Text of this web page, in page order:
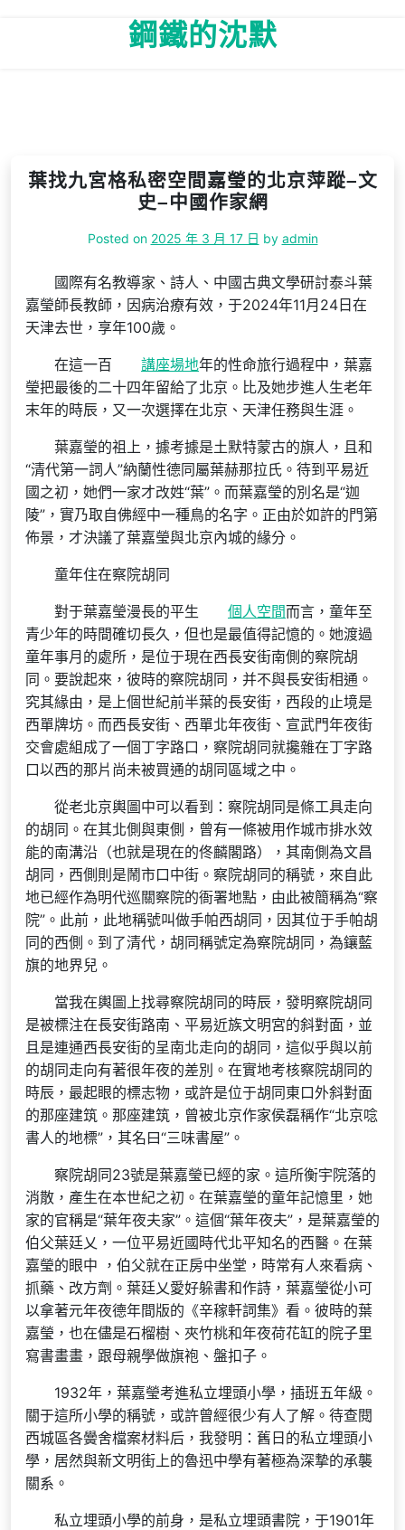
鋼鐵的沈默
葉找九宮格私密空間嘉瑩的北京萍蹤–文
史–中國作家網
Posted on 2025 年 3 月 17 日 by admin
國際有名教導家、詩人、中國古典文學研討泰斗葉
嘉瑩師長教師，因病治療有效，于2024年11月24日在
天津去世，享年100歲。
在這一百 講座場地年的性命旅行過程中，葉嘉
瑩把最後的二十四年留給了北京。比及她步進人生老年
末年的時辰，又一次選擇在北京、天津任務與生涯。
葉嘉瑩的祖上，據考據是土默特蒙古的旗人，且和
“清代第一詞人”納蘭性德同屬葉赫那拉氏。待到平易近
國之初，她們一家才改姓“葉”。而葉嘉瑩的別名是“迦
陵”，實乃取自佛經中一種鳥的名字。正由於如許的門第
佈景，才決議了葉嘉瑩與北京內城的緣分。
童年住在察院胡同
對于葉嘉瑩漫長的平生 個人空間而言，童年至
青少年的時間確切長久，但也是最值得記憶的。她渡過
童年事月的處所，是位于現在西長安街南側的察院胡
同。要說起來，彼時的察院胡同，并不與長安街相通。
究其緣由，是上個世紀前半葉的長安街，西段的止境是
西單牌坊。而西長安街、西單北年夜街、宣武門年夜街
交會處組成了一個丁字路口，察院胡同就攙雜在丁字路
口以西的那片尚未被買通的胡同區域之中。
從老北京輿圖中可以看到：察院胡同是條工具走向
的胡同。在其北側與東側，曾有一條被用作城市排水效
能的南溝沿（也就是現在的佟麟閣路），其南側為文昌
胡同，西側則是鬧市口中街。察院胡同的稱號，來自此
地已經作為明代巡關察院的衙署地點，由此被簡稱為“察
院”。此前，此地稱號叫做手帕西胡同，因其位于手帕胡
同的西側。到了清代，胡同稱號定為察院胡同，為鑲藍
旗的地界兒。
當我在輿圖上找尋察院胡同的時辰，發明察院胡同
是被標注在長安街路南、平易近族文明宮的斜對面，並
且是連通西長安街的呈南北走向的胡同，這似乎與以前
的胡同走向有著很年夜的差別。在實地考核察院胡同的
時辰，最起眼的標志物，或許是位于胡同東口外斜對面
的那座建筑。那座建筑，曾被北京作家侯磊稱作“北京唸
書人的地標”，其名曰“三味書屋”。
察院胡同23號是葉嘉瑩已經的家。這所衡宇院落的
消散，產生在本世紀之初。在葉嘉瑩的童年記憶里，她
家的官稱是“葉年夜夫家”。這個“葉年夜夫”，是葉嘉瑩的
伯父葉廷乂，一位平易近國時代北平知名的西醫。在葉
嘉瑩的眼中 ，伯父就在正房中坐堂，時常有人來看病、
抓藥、改方劑。葉廷乂愛好躲書和作詩，葉嘉瑩從小可
以拿著元年夜德年間版的《辛稼軒詞集》看。彼時的葉
嘉瑩，也在儘是石榴樹、夾竹桃和年夜荷花缸的院子里
寫書畫畫，跟母親學做旗袍、盤扣子。
1932年，葉嘉瑩考進私立埋頭小學，插班五年級。
關于這所小學的稱號，或許曾經很少有人了解。待查閱
西城區各黌舍檔案材料后，我發明：舊日的私立埋頭小
學，居然與新文明街上的魯迅中學有著極為深摯的承襲
關系。
私立埋頭小學的前身，是私立埋頭書院，于1901年